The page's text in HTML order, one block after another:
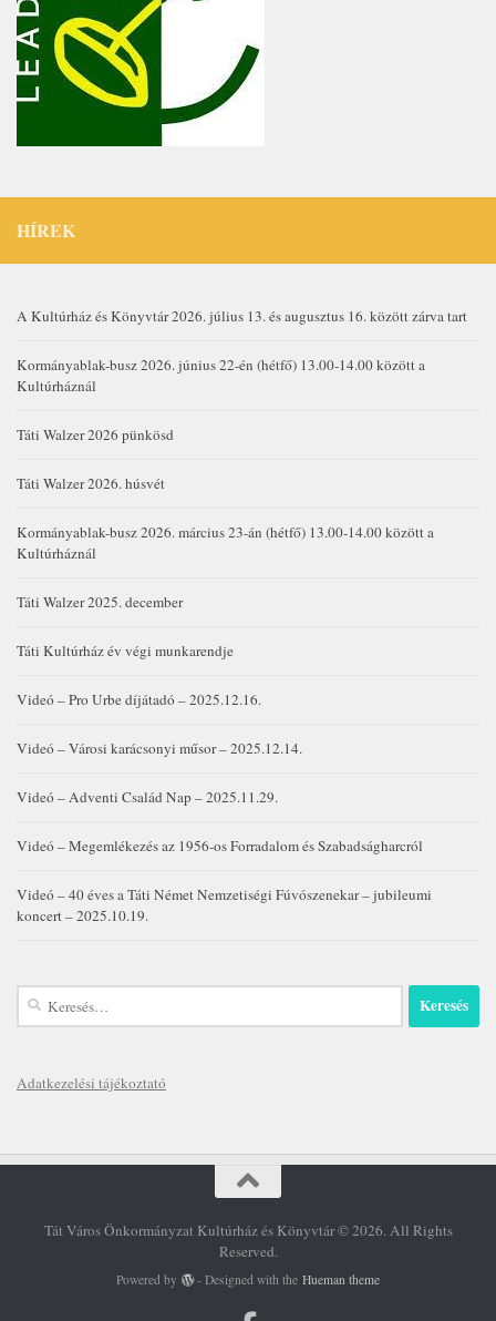
HÍREK
A Kultúrház és Könyvtár 2026. július 13. és augusztus 16. között zárva tart
Kormányablak-busz 2026. június 22-én (hétfő) 13.00-14.00 között a
Kultúrháznál
Táti Walzer 2026 pünkösd
Táti Walzer 2026. húsvét
Kormányablak-busz 2026. március 23-án (hétfő) 13.00-14.00 között a
Kultúrháznál
Táti Walzer 2025. december
Táti Kultúrház év végi munkarendje
Videó – Pro Urbe díjátadó – 2025.12.16.
Videó – Városi karácsonyi műsor – 2025.12.14.
Videó – Adventi Család Nap – 2025.11.29.
Videó – Megemlékezés az 1956-os Forradalom és Szabadságharcról
Videó – 40 éves a Táti Német Nemzetiségi Fúvószenekar – jubileumi
koncert – 2025.10.19.
Keresés:
Adatkezelési tájékoztató
Tát Város Önkormányzat Kultúrház és Könyvtár © 2026. All Rights
Reserved.
Powered by - Designed with theHueman theme